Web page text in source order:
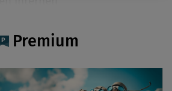
Erfahrung im Bereich
(CSRD/ESRS, CSDDD, EU-
nutzt, um Unternehmen
Themen zu
Premium